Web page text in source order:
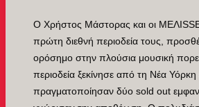
Ο Χρήστος Μάστορας και οι
πρώτη διεθνή περιοδεία τους,
ορόσημο στην πλούσια μουσική
περιοδεία ξεκίνησε από τη Νέα
πραγματοποίησαν δύο sold out